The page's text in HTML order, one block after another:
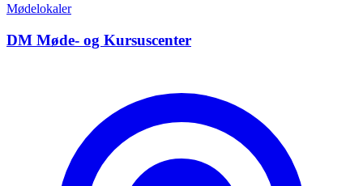
Mødelokaler
DM Møde- og Kursuscenter